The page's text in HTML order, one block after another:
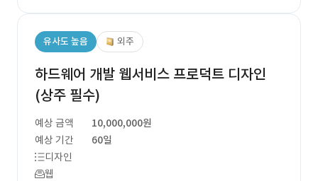
유사도 높음 외주
하드웨어 개발 웹서비스 프로덕트 디자인
(상주 필수)
예상 금액
10,000,000원
예상 기간
60일
디자인
웹